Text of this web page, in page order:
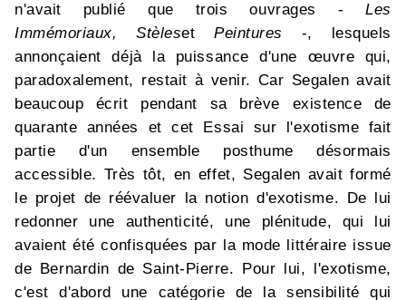
n'avait publié que trois ouvrages -Les
Immémoriaux, StèlesetPeintures
-, lesquels
annonçaient déjà la puissance d'une œuvre qui,
paradoxalement, restait à venir. Car Segalen avait
beaucoup écrit pendant sa brève existence de
quarante années et cet Essai sur l'exotisme fait
partie d'un ensemble posthume désormais
accessible. Très tôt, en effet, Segalen avait formé
le projet de réévaluer la notion d'exotisme. De lui
redonner une authenticité, une plénitude, qui lui
avaient été confisquées par la mode littéraire issue
de Bernardin de Saint-Pierre. Pour lui, l'exotisme,
c'est d'abord une catégorie de la sensibilité qui